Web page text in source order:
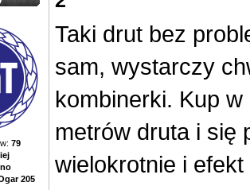
79
205
Taki drut bez
sam, wystarczy
kombinerki. Kup
metrów druta i się
wielokrotnie i